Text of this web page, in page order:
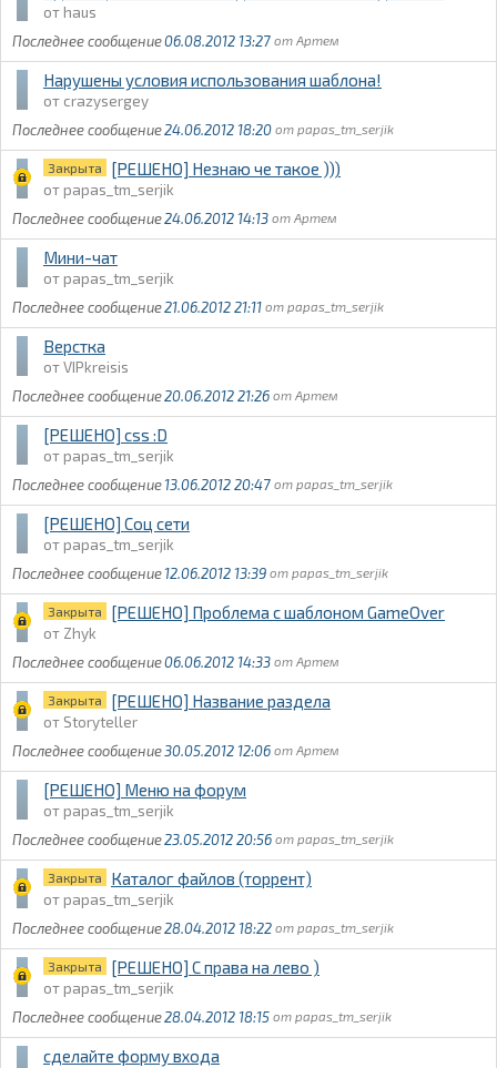
haus
06.08.2012 13:27
Артем
Нарушены условия использования шаблона!
crazysergey
24.06.2012 18:20
papas_tm_serjik
Закрыта [РЕШЕНО] Незнаю че такое )))
papas_tm_serjik
24.06.2012 14:13
Артем
Мини-чат
papas_tm_serjik
21.06.2012 21:11
papas_tm_serjik
Верстка
VIPkreisis
20.06.2012 21:26
Артем
[РЕШЕНО] css :D
papas_tm_serjik
13.06.2012 20:47
papas_tm_serjik
[РЕШЕНО] Соц сети
papas_tm_serjik
12.06.2012 13:39
papas_tm_serjik
Закрыта [РЕШЕНО] Проблема с шаблоном GameOver
Zhyk
06.06.2012 14:33
Артем
Закрыта [РЕШЕНО] Название раздела
Storyteller
30.05.2012 12:06
Артем
[РЕШЕНО] Меню на форум
papas_tm_serjik
23.05.2012 20:56
papas_tm_serjik
Закрыта Каталог файлов (торрент)
papas_tm_serjik
28.04.2012 18:22
papas_tm_serjik
Закрыта [РЕШЕНО] С права на лево )
papas_tm_serjik
28.04.2012 18:15
papas_tm_serjik
сделайте форму входа